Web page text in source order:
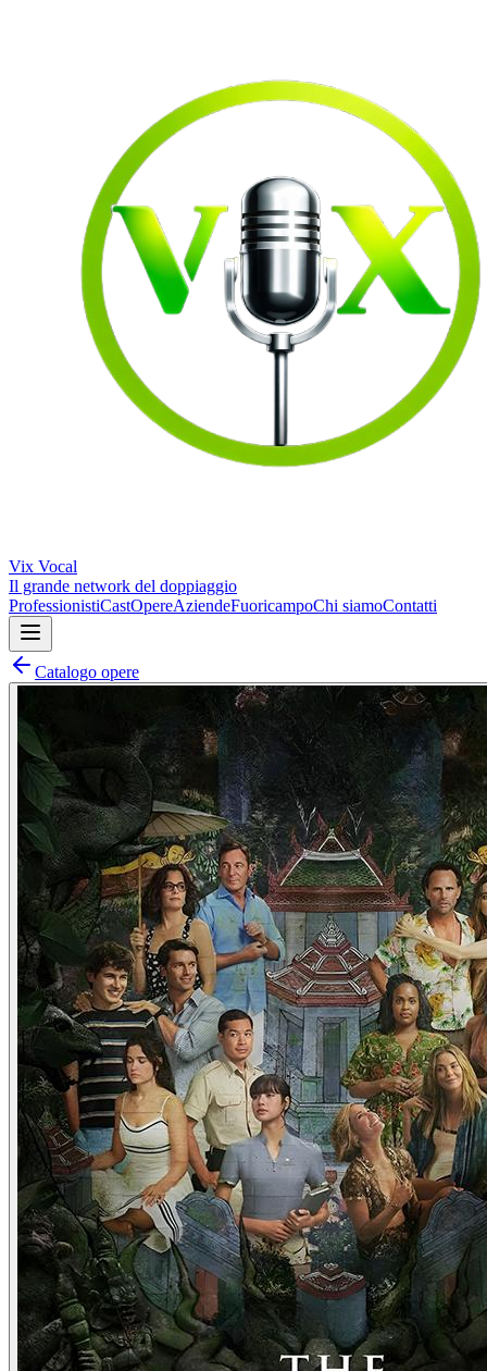
Vix Vocal
Il grande network del doppiaggio
ProfessionistiCastOpereAziendeFuoricampoChi siamoContatti
Catalogo opere